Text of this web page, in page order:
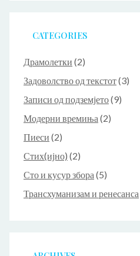
CATEGORIES
Драмолетки (2)
Задоволство од текстот(3)
Записи од подземјето(9)
Модерни времиња (2)
Пиеси (2)
Стих(ијно) (2)
Сто и кусур збора (5)
Трансхуманизам и ренесанса